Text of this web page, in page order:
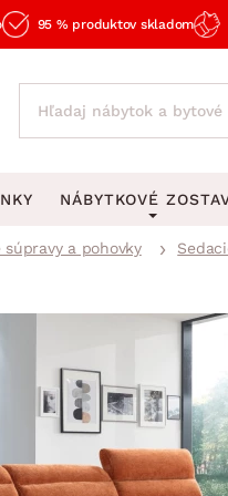
95 % produktov skladom
Stropné osvetlenie
Lustre a závesné
Stojacie lampy
Zobrazit vše
NÁBYTKOVÉ
Spálňové
Kancelárske
Kuchynské
Detské
Predsieňové
súpravy a pohovky